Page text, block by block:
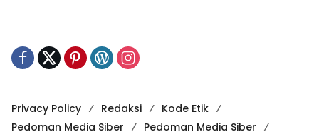
Privacy Policy Redaksi
Kode Etik
Pedoman Media Siber
Pedoman Media Siber